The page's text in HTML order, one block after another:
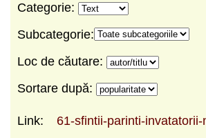
Categorie:
Subcategorie:
Loc de căutare:
Sortare după:
Link: 61-sfintii-parinti-